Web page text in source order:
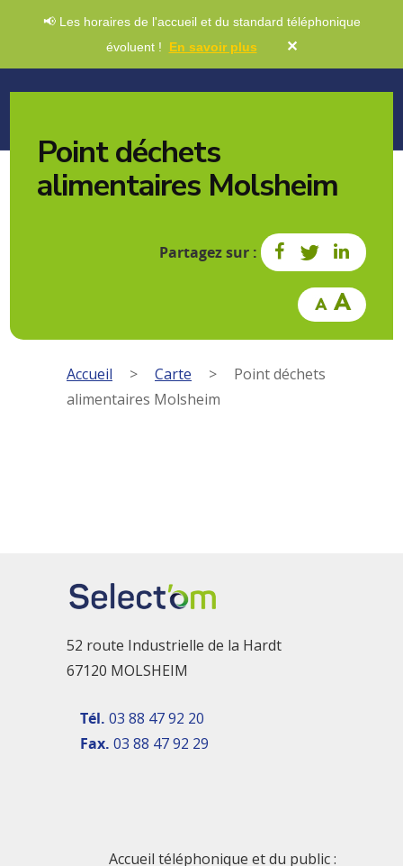
📢 Les horaires de l'accueil et du standard téléphonique
évoluent ! En savoir plus ✕
Point déchets
alimentaires Molsheim
Partagez sur :
Accueil > Carte >
Point déchets
alimentaires Molsheim
52 route Industrielle de la Hardt
67120 MOLSHEIM
Tél. 03 88 47 92 20
Fax. 03 88 47 92 29
Accueil téléphonique et du public :